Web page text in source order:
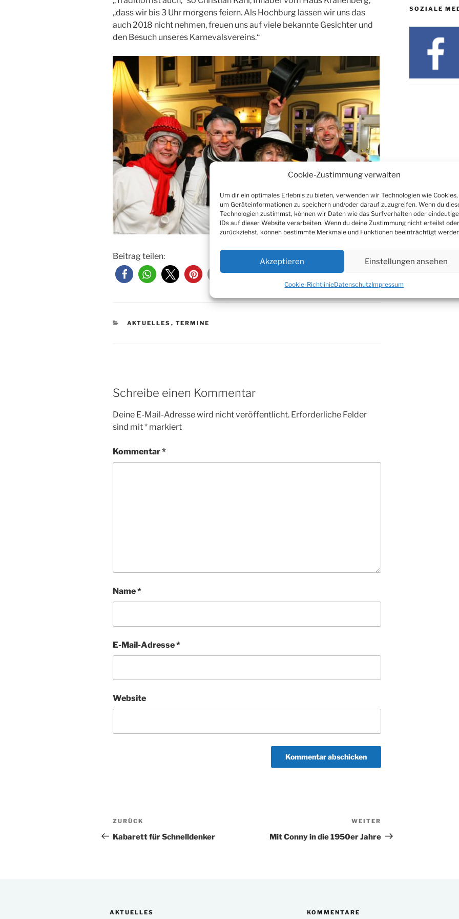
Cookie-Zustimmung verwalten
Um dir ein optimales Erlebnis zu bieten, verwenden wir Technologien wie Cookies,
um Geräteinformationen zu speichern und/oder darauf zuzugreifen. Wenn du
Technologien zustimmst, können wir Daten wie das Surfverhalten oder eindeutige
IDs auf dieser Website verarbeiten. Wenn du deine Zustimmung nicht erteilst oder
zurückziehst, können bestimmte Merkmale und Funktionen beeinträchtigt
Akzeptieren Einstellungen ansehen
Cookie-RichtlinieDatenschutzImpressum
„dass wir bis 3 Uhr morgens feiern. Als Hochburg lassen wir uns das
auch 2018 nicht nehmen, freuen uns auf viele bekannte Gesichter und
den Besuch unseres Karnevalsvereins.“
Beitrag teilen:
KATEGORIEN
AKTUELLES , TERMINE
Schreibe einen Kommentar
Deine E-Mail-Adresse wird nicht veröffentlicht. Erforderliche Felder
sind mit* markiert
Kommentar*
Name*
E-Mail-Adresse*
Website
Beitragsnavigation
Vorheriger
Beitrag
ZURÜCK
Kabarett für Schnelldenker
Beitrag
WEITER
Mit Conny in die 1950er Jahre
SOZIALE
AKTUELLES KOMMENTARE